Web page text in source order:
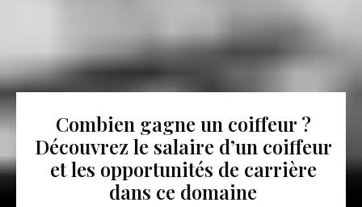
Combien gagne un coiffeur ?
Découvrez le salaire d’un coiffeur
et les opportunités de carrière
dans ce domaine